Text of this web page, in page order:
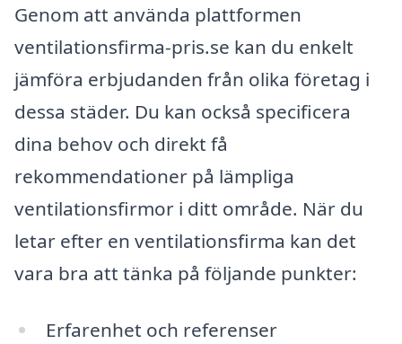
Genom att använda plattformen
ventilationsfirma-pris.se kan du enkelt
jämföra erbjudanden från olika företag i
dessa städer. Du kan också specificera
dina behov och direkt få
rekommendationer på lämpliga
ventilationsfirmor i ditt område. När du
letar efter en ventilationsfirma kan det
vara bra att tänka på följande punkter:
Erfarenhet och referenser